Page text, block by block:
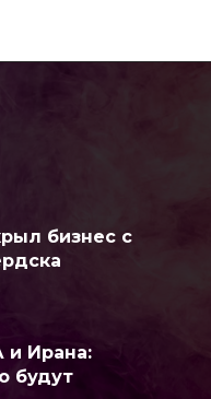
бизнес с
и Ирана:
будут